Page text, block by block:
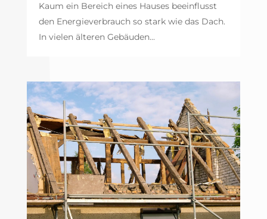
Kaum ein Bereich eines Hauses beeinflusst
den Energieverbrauch so stark wie das Dach.
In vielen älteren Gebäuden...